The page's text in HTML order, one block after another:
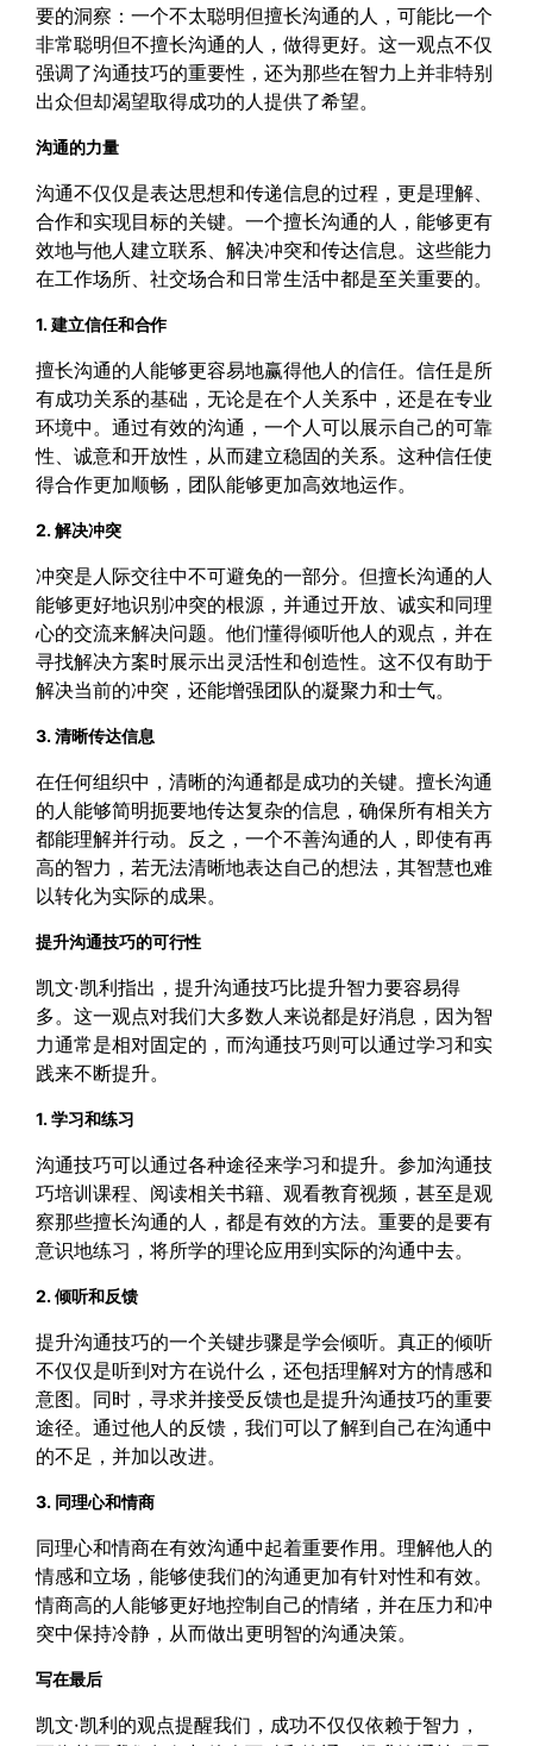
要的洞察：一个不太聪明但擅长沟通的人，可能比一个
非常聪明但不擅长沟通的人，做得更好。这一观点不仅
强调了沟通技巧的重要性，还为那些在智力上并非特别
出众但却渴望取得成功的人提供了希望。
沟通的力量
沟通不仅仅是表达思想和传递信息的过程，更是理解、
合作和实现目标的关键。一个擅长沟通的人，能够更有
效地与他人建立联系、解决冲突和传达信息。这些能力
在工作场所、社交场合和日常生活中都是至关重要的。
1. 建立信任和合作
擅长沟通的人能够更容易地赢得他人的信任。信任是所
有成功关系的基础，无论是在个人关系中，还是在专业
环境中。通过有效的沟通，一个人可以展示自己的可靠
性、诚意和开放性，从而建立稳固的关系。这种信任使
得合作更加顺畅，团队能够更加高效地运作。
2. 解决冲突
冲突是人际交往中不可避免的一部分。但擅长沟通的人
能够更好地识别冲突的根源，并通过开放、诚实和同理
心的交流来解决问题。他们懂得倾听他人的观点，并在
寻找解决方案时展示出灵活性和创造性。这不仅有助于
解决当前的冲突，还能增强团队的凝聚力和士气。
3. 清晰传达信息
在任何组织中，清晰的沟通都是成功的关键。擅长沟通
的人能够简明扼要地传达复杂的信息，确保所有相关方
都能理解并行动。反之，一个不善沟通的人，即使有再
高的智力，若无法清晰地表达自己的想法，其智慧也难
以转化为实际的成果。
提升沟通技巧的可行性
凯文·凯利指出，提升沟通技巧比提升智力要容易得
多。这一观点对我们大多数人来说都是好消息，因为智
力通常是相对固定的，而沟通技巧则可以通过学习和实
践来不断提升。
1. 学习和练习
沟通技巧可以通过各种途径来学习和提升。参加沟通技
巧培训课程、阅读相关书籍、观看教育视频，甚至是观
察那些擅长沟通的人，都是有效的方法。重要的是要有
意识地练习，将所学的理论应用到实际的沟通中去。
2. 倾听和反馈
提升沟通技巧的一个关键步骤是学会倾听。真正的倾听
不仅仅是听到对方在说什么，还包括理解对方的情感和
意图。同时，寻求并接受反馈也是提升沟通技巧的重要
途径。通过他人的反馈，我们可以了解到自己在沟通中
的不足，并加以改进。
3. 同理心和情商
同理心和情商在有效沟通中起着重要作用。理解他人的
情感和立场，能够使我们的沟通更加有针对性和有效。
情商高的人能够更好地控制自己的情绪，并在压力和冲
突中保持冷静，从而做出更明智的沟通决策。
写在最后
凯文·凯利的观点提醒我们，成功不仅仅依赖于智力，